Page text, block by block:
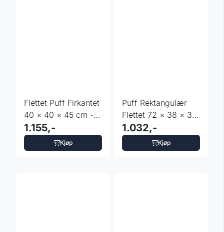
Flettet Puff Firkantet
40 × 40 × 45 cm -
Lysegrå
1.155,-
Kjøp
Puff Rektangulær
Flettet 72 × 38 × 38
cm - Rosa
1.032,-
Kjøp